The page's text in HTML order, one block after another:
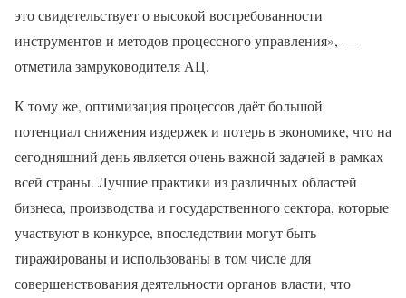
это свидетельствует о высокой востребованности
инструментов и методов процессного управления», —
отметила замруководителя АЦ.
К тому же, оптимизация процессов даёт большой
потенциал снижения издержек и потерь в экономике, что на
сегодняшний день является очень важной задачей в рамках
всей страны. Лучшие практики из различных областей
бизнеса, производства и государственного сектора, которые
участвуют в конкурсе, впоследствии могут быть
тиражированы и использованы в том числе для
совершенствования деятельности органов власти, что